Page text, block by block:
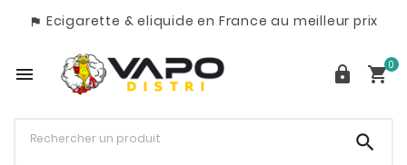
 Ecigarette & eliquide en France au meilleur prix
  0
